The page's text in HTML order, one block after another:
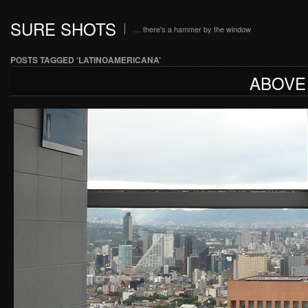
SURE SHOTS … there's a hammer by the window
POSTS TAGGED ‘LATINOAMERICANA’